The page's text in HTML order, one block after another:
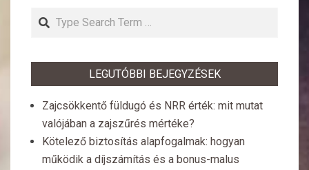
Search
LEGUTÓBBI BEJEGYZÉSEK
Zajcsökkentő füldugó és NRR érték: mit mutat
valójában a zajszűrés mértéke?
Kötelező biztosítás alapfogalmak: hogyan
működik a díjszámítás és a bonus-malus